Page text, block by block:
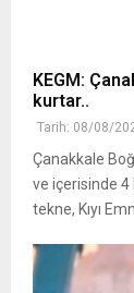
KEGM:
kurtar..
Tarih: 08/08/
Çanakkale
ve içerisinde
tekne, Kıyı